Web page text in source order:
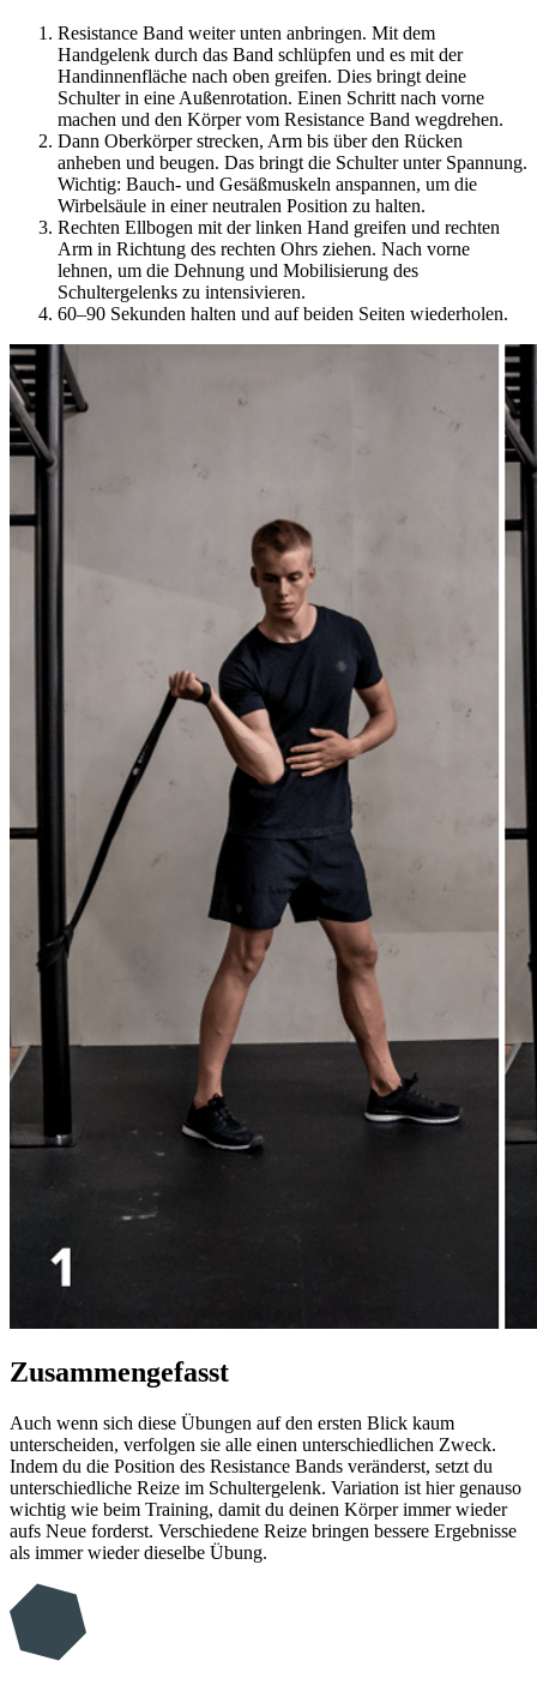
Resistance Band weiter unten anbringen. Mit dem
Handgelenk durch das Band schlüpfen und es mit der
Handinnenfläche nach oben greifen. Dies bringt deine
Schulter in eine Außenrotation. Einen Schritt nach vorne
machen und den Körper vom Resistance Band wegdrehen.
Dann Oberkörper strecken, Arm bis über den Rücken
anheben und beugen. Das bringt die Schulter unter Spannung.
Wichtig: Bauch- und Gesäßmuskeln anspannen, um die
Wirbelsäule in einer neutralen Position zu halten.
Rechten Ellbogen mit der linken Hand greifen und rechten
Arm in Richtung des rechten Ohrs ziehen. Nach vorne
lehnen, um die Dehnung und Mobilisierung des
Schultergelenks zu intensivieren.
60–90 Sekunden halten und auf beiden Seiten wiederholen.
Zusammengefasst
Auch wenn sich diese Übungen auf den ersten Blick kaum
unterscheiden, verfolgen sie alle einen unterschiedlichen Zweck.
Indem du die Position des Resistance Bands veränderst, setzt du
unterschiedliche Reize im Schultergelenk. Variation ist hier genauso
wichtig wie beim Training, damit du deinen Körper immer wieder
aufs Neue forderst. Verschiedene Reize bringen bessere Ergebnisse
als immer wieder dieselbe Übung.